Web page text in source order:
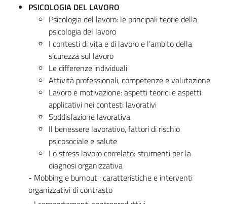
PSICOLOGIA DEL LAVORO
Psicologia del lavoro: le principali teorie della
psicologia del lavoro
I contesti di vita e di lavoro e l’ambito della
sicurezza sul lavoro
Le differenze individuali
Attività professionali, competenze e valutazione
Lavoro e motivazione: aspetti teorici e aspetti
applicativi nei contesti lavorativi
Soddisfazione lavorativa
Il benessere lavorativo, fattori di rischio
psicosociale e salute
Lo stress lavoro correlato: strumenti per la
diagnosi organizzativa
- Mobbing e burnout : caratteristiche e interventi
organizzativi di contrasto